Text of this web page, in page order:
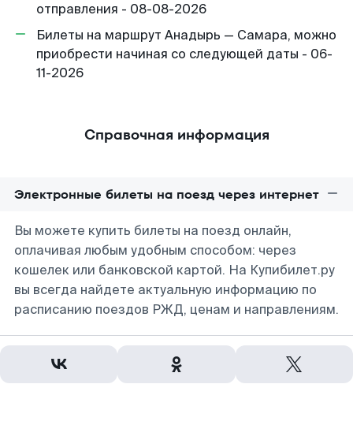
отправления - 08-08-2026
Билеты на маршрут Анадырь — Самара, можно
приобрести начиная со следующей даты - 06-
11-2026
Справочная информация
Электронные билеты на поезд через интернет
Вы можете купить билеты на поезд онлайн,
оплачивая любым удобным способом: через
кошелек или банковской картой. На Купибилет.ру
вы всегда найдете актуальную информацию по
расписанию поездов РЖД, ценам и направлениям.